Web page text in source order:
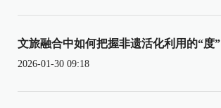
文旅融合中如何把握非遗活化利用的“度”
2026-01-30 09:18